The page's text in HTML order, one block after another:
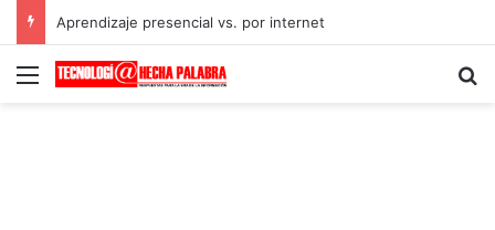
Aprendizaje presencial vs. por internet
Menú